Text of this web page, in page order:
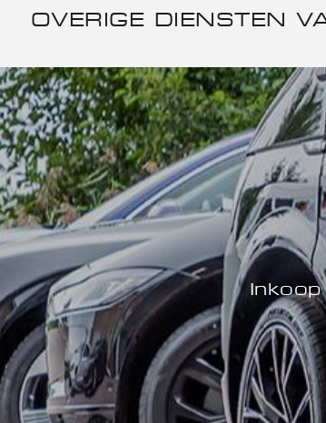
OVERIGE DIENSTEN